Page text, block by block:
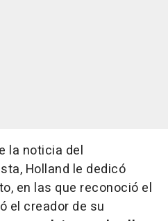
la noticia del
Holland le dedicó
en las que reconoció el
el creador de su